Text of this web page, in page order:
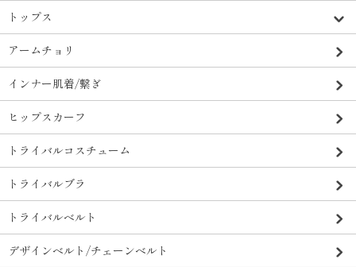
トップス
アームチョリ
インナー肌着/繋ぎ
ヒップスカーフ
トライバルコスチューム
トライバルブラ
トライバルベルト
デザインベルト/チェーンベルト